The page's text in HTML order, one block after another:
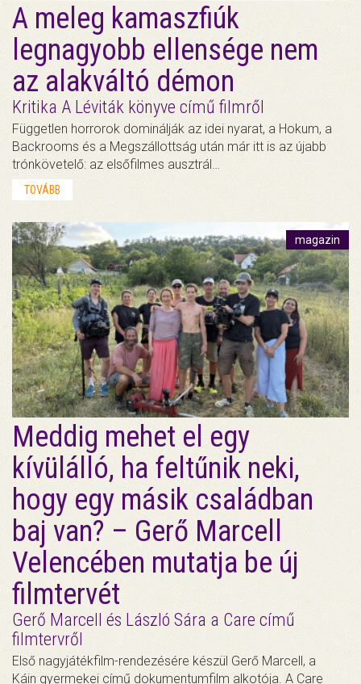
A meleg kamaszfiúk
legnagyobb ellensége nem
az alakváltó démon
Kritika A Léviták könyve című filmről
Független horrorok dominálják az idei nyarat, a Hokum, a
Backrooms és a Megszállottság után már itt is az újabb
trónkövetelő: az elsőfilmes ausztrál…
TOVÁBB
magazin
Meddig mehet el egy
kívülálló, ha feltűnik neki,
hogy egy másik családban
baj van? – Gerő Marcell
Velencében mutatja be új
filmtervét
Gerő Marcell és László Sára a Care című
filmtervről
Első nagyjátékfilm-rendezésére készül Gerő Marcell, a
Káin gyermekei című dokumentumfilm alkotója. A Care